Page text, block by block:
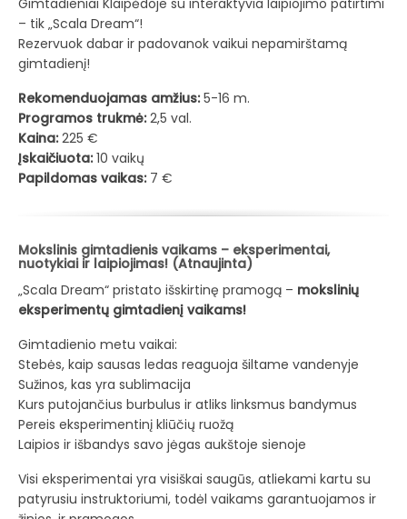
Gimtadieniai Klaipėdoje su interaktyvia laipiojimo patirtimi
– tik „Scala Dream“!
Rezervuok dabar ir padovanok vaikui nepamirštamą
gimtadienį!
Rekomenduojamas amžius:5-16 m.
Programos trukmė:2,5 val.
Kaina:225 €
Įskaičiuota:10 vaikų
Papildomas vaikas:7 €
Mokslinis gimtadienis vaikams – eksperimentai,
nuotykiai ir laipiojimas! (Atnaujinta)
„Scala Dream“ pristato išskirtinę pramogą – mokslinių
eksperimentų gimtadienį vaikams!
Gimtadienio metu vaikai:
Stebės, kaip sausas ledas reaguoja šiltame vandenyje
Sužinos, kas yra sublimacija
Kurs putojančius burbulus ir atliks linksmus bandymus
Pereis eksperimentinį kliūčių ruožą
Laipios ir išbandys savo jėgas aukštoje sienoje
Visi eksperimentai yra visiškai saugūs, atliekami kartu su
patyrusiu instruktoriumi, todėl vaikams garantuojamos ir